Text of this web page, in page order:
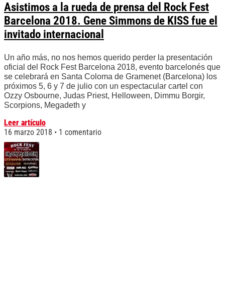
Asistimos a la rueda de prensa del Rock Fest
Barcelona 2018. Gene Simmons de KISS fue el
invitado internacional
Un año más, no nos hemos querido perder la presentación
oficial del Rock Fest Barcelona 2018, evento barcelonés que
se celebrará en Santa Coloma de Gramenet (Barcelona) los
próximos 5, 6 y 7 de julio con un espectacular cartel con
Ozzy Osbourne, Judas Priest, Helloween, Dimmu Borgir,
Scorpions, Megadeth y
Leer artículo
16 marzo 2018
1 comentario